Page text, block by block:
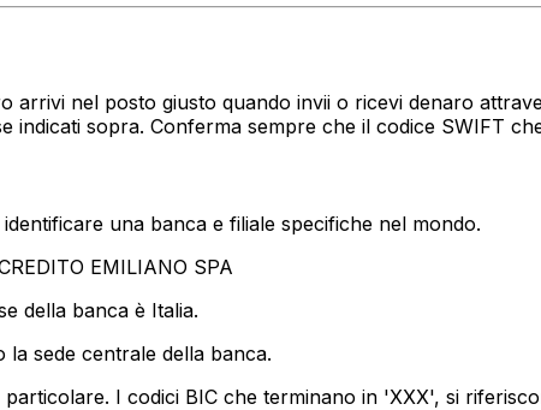
nel posto giusto quando invii o ricevi denaro
indicati sopra. Conferma sempre che il codice SWIFT
una banca e filiale specifiche nel mondo.
EMILIANO SPA
della banca è Italia.
la sede centrale della banca.
I codici BIC che terminano in 'XXX', si